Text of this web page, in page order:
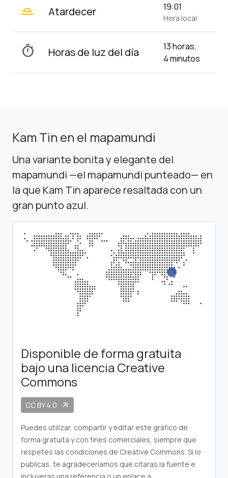
wb_twilight_2 Atardecer 19:01
Hora local
timer Horas de luz del día
13 horas,
4 minutos
Kam Tin en el mapamundi
Una variante bonita y elegante del
mapamundi —el mapamundi punteado— en
la que Kam Tin aparece resaltada con un
gran punto azul.
Disponible de forma gratuita
bajo una licencia Creative
Commons
CC BY 4.0 arrow_outward
Puedes utilizar, compartir y editar este gráfico de
forma gratuita y con fines comerciales, siempre que
respetes las condiciones de Creative Commons. Si lo
publicas, te agradeceríamos que citaras la fuente e